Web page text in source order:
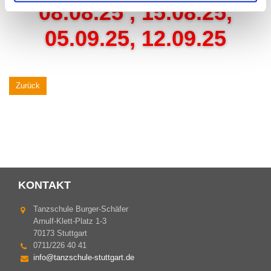
08.08.25 , 15.08.25,
05.09.25, 12.09.25
Zurück
KONTAKT
Tanzschule Burger-Schäfer
Arnulf-Klett-Platz 1-3
70173 Stuttgart
0711/226 40 41
info@tanzschule-stuttgart.de